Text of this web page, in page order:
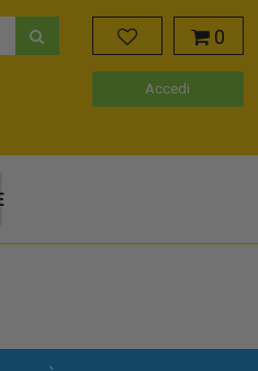
0
Accedi